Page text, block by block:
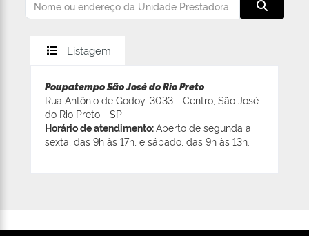
Listagem
Poupatempo São José do Rio Preto
Rua Antônio de Godoy, 3033 - Centro, São José
do Rio Preto - SP
Horário de atendimento:Aberto de segunda a
sexta, das 9h às 17h, e sábado, das 9h às 13h.